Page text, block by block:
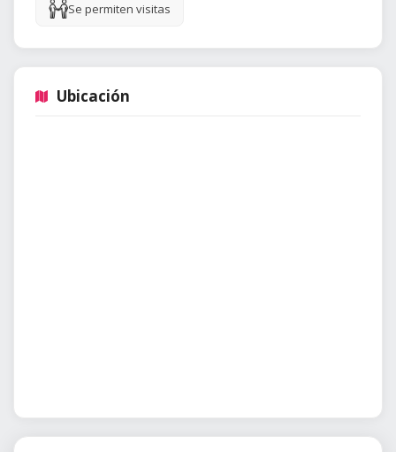
Se permiten visitas
Ubicación